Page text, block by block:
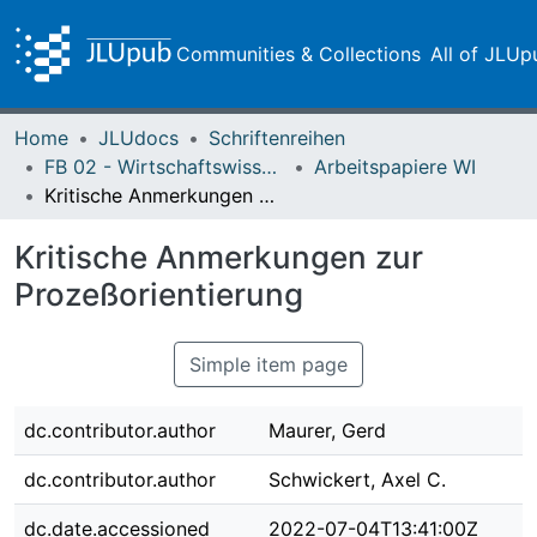
Communities & Collections All of
Home JLUdocs
Schriftenreihen
FB 02 - Wirtschaftswissenschaften
Arbeitspapiere WI
Kritische Anmerkungen zur Prozeßorientierung
Kritische Anmerkungen zur
Prozeßorientierung
Simple item page
dc.contributor.author Maurer, Gerd
dc.contributor.author Schwickert, Axel C.
dc.date.accessioned 2022-07-04T13:41:00Z